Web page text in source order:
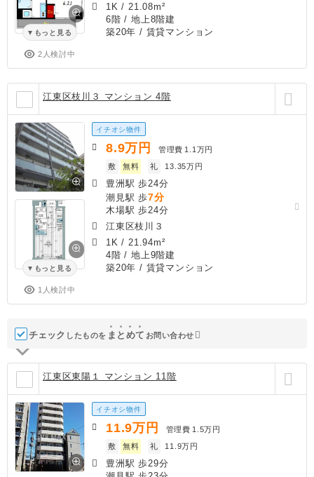
もっと見る
2人検討中
1K / 21.08m²
6階 / 地上8階建
築20年 / 賃貸マンション
江東区枝川３ マンション 4階
もっと見る
1人検討中
イチオシ物件
8.9万円 管理費 1.1万円
敷
無料 礼 13.35万円
豊洲駅 歩24分
潮見駅 歩7分
木場駅 歩24分
江東区枝川３
1K / 21.94m²
4階 / 地上9階建
築20年 / 賃貸マンション
チェック したものを ま と めて お問い合わせ
江東区東陽１ マンション 11階
イチオシ物件
11.9万円 管理費 1.5万円
敷
無料 礼 11.9万円
豊洲駅 歩29分